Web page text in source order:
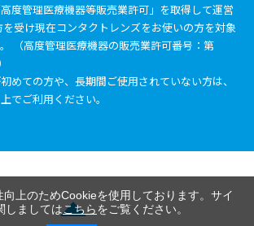
度管理医療機器等販売業許可」を取得して運営
受け現在コンタクトレンズをお使いの方を対象
（高度管理医療機器の販売業許可番号：第
めての方や、長期間ご使用されていない方は、
でご利用ください。
上のためCookieを使用しております。サイ
しましてはこちらをご覧ください。